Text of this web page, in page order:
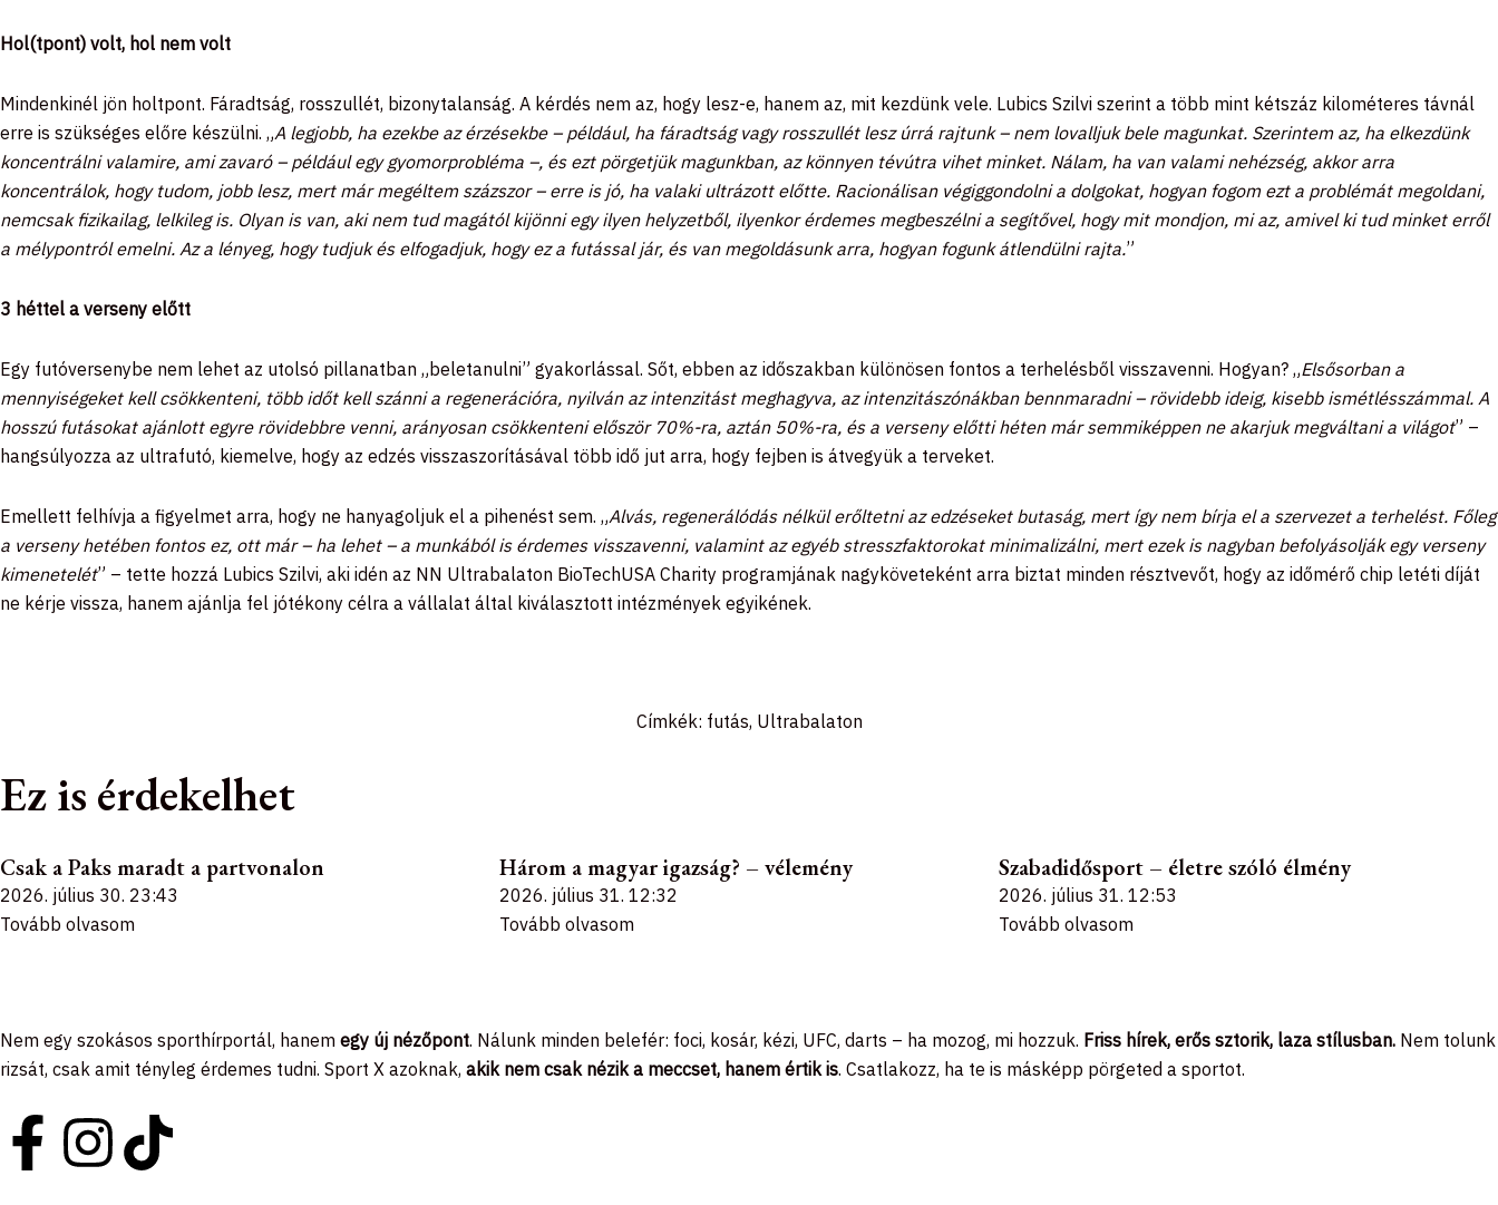
Hol(tpont) volt, hol nem volt
Mindenkinél jön holtpont. Fáradtság, rosszullét, bizonytalanság. A kérdés nem az, hogy lesz-e, hanem az, mit kezdünk vele. Lubics Szilvi szerint a több mint kétszáz kilométeres távnál
erre is szükséges előre készülni. „A legjobb, ha ezekbe az érzésekbe – például, ha fáradtság vagy rosszullét lesz úrrá rajtunk – nem lovalljuk bele magunkat. Szerintem az, ha elkezdünk
koncentrálni valamire, ami zavaró – például egy gyomorprobléma –, és ezt pörgetjük magunkban, az könnyen tévútra vihet minket. Nálam, ha van valami nehézség, akkor arra
koncentrálok, hogy tudom, jobb lesz, mert már megéltem százszor – erre is jó, ha valaki ultrázott előtte. Racionálisan végiggondolni a dolgokat, hogyan fogom ezt a problémát megoldani,
nemcsak fizikailag, lelkileg is. Olyan is van, aki nem tud magától kijönni egy ilyen helyzetből, ilyenkor érdemes megbeszélni a segítővel, hogy mit mondjon, mi az, amivel ki tud minket erről
a mélypontról emelni. Az a lényeg, hogy tudjuk és elfogadjuk, hogy ez a futással jár, és van megoldásunk arra, hogyan fogunk átlendülni rajta.”
3 héttel a verseny előtt
Egy futóversenybe nem lehet az utolsó pillanatban „beletanulni” gyakorlással. Sőt, ebben az időszakban különösen fontos a terhelésből visszavenni. Hogyan? „Elsősorban a
mennyiségeket kell csökkenteni, több időt kell szánni a regenerációra, nyilván az intenzitást meghagyva, az intenzitászónákban bennmaradni – rövidebb ideig, kisebb ismétlésszámmal. A
hosszú futásokat ajánlott egyre rövidebbre venni, arányosan csökkenteni először 70%-ra, aztán 50%-ra, és a verseny előtti héten már semmiképpen ne akarjuk megváltani a világot” –
hangsúlyozza az ultrafutó, kiemelve, hogy az edzés visszaszorításával több idő jut arra, hogy fejben is átvegyük a terveket.
Emellett felhívja a figyelmet arra, hogy ne hanyagoljuk el a pihenést sem. „Alvás, regenerálódás nélkül erőltetni az edzéseket butaság, mert így nem bírja el a szervezet a terhelést. Főleg
a verseny hetében fontos ez, ott már – ha lehet – a munkából is érdemes visszavenni, valamint az egyéb stresszfaktorokat minimalizálni, mert ezek is nagyban befolyásolják egy verseny
kimenetelét” – tette hozzá Lubics Szilvi, aki idén az NN Ultrabalaton BioTechUSA Charity programjának nagyköveteként arra biztat minden résztvevőt, hogy az időmérő chip letéti díját
ne kérje vissza, hanem ajánlja fel jótékony célra a vállalat által kiválasztott intézmények egyikének.
Címkék: futás, Ultrabalaton
Ez is érdekelhet
Csak a Paks maradt a partvonalon
2026. július 30. 23:43
Tovább olvasom
Három a magyar igazság? – vélemény
2026. július 31. 12:32
Tovább olvasom
Szabadidősport – életre szóló élmény
2026. július 31. 12:53
Tovább olvasom
Nem egy szokásos sporthírportál, hanem egy új nézőpont. Nálunk minden belefér: foci, kosár, kézi, UFC, darts – ha mozog, mi hozzuk. Friss hírek, erős sztorik, laza stílusban. Nem tolunk
rizsát, csak amit tényleg érdemes tudni. Sport X azoknak, akik nem csak nézik a meccset, hanem értik is. Csatlakozz, ha te is másképp pörgeted a sportot.
F I T